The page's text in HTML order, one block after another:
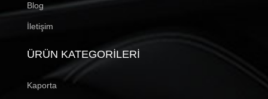
Blog
İletişim
ÜRÜN KATEGORILERI
Kaporta